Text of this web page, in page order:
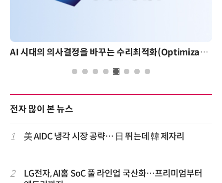
AI 시대의 의사결정을 바꾸는 수리최적화(Optimization): 실제 산업 적용 사례와 활용 전략
전자 많이 본 뉴스
1 美 AIDC 냉각 시장 공략… 日 뛰는데 韓 제자리
2
LG전자, AI홈 SoC 풀 라인업 국산화…프리미엄부터